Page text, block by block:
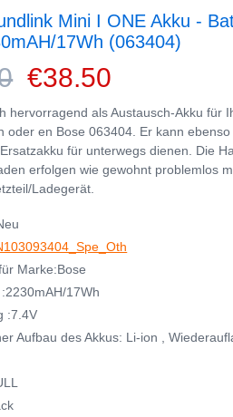
Mini I ONE Akku -
17Wh (063404)
€38.50
hervorragend als Austausch-Akku für
oder en Bose 063404. Er kann ebenso
für unterwegs dienen. Die
erfolgen wie gewohnt problemlos
Ladegerät.
Marke:Bose
17Wh
:7.4V
Aufbau des Akkus: Li-ion ,